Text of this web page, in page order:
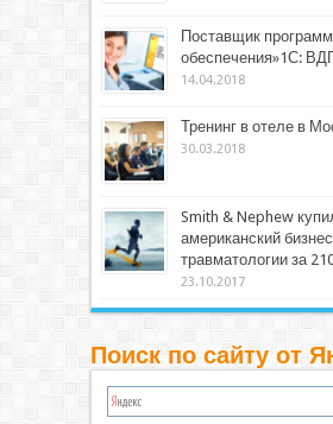
Поставщик
обеспечения»1С:
14.04.2018
Тренинг в отеле в
30.03.2018
Smith & Nephew
американский бизнес
травматологии за
23.10.2017
Поиск по сайту от